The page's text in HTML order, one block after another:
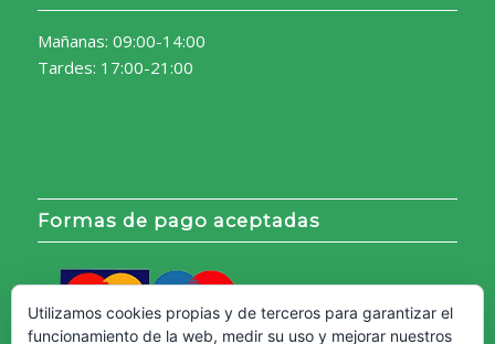
Mañanas: 09:00-14:00
Tardes: 17:00-21:00
Formas de pago aceptadas
Utilizamos cookies propias y de terceros para garantizar el
funcionamiento de la web, medir su uso y mejorar nuestros